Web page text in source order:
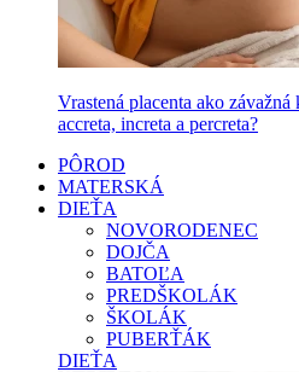
Vrastená placenta ako
accreta, increta a percreta?
PÔROD
MATERSKÁ
DIEŤA
NOVORODENEC
DOJČA
BATOĽA
PREDŠKOLÁK
ŠKOLÁK
PUBERŤÁK
DIEŤA